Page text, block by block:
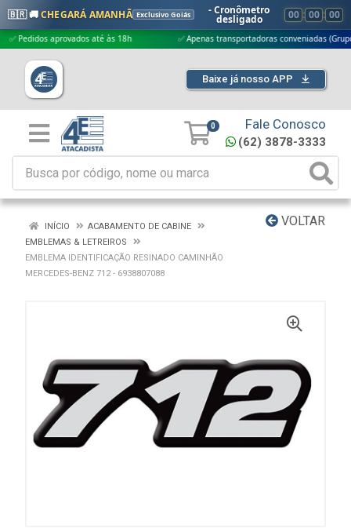
🇧🇷 🚚CHEGARÁ AMANHÃ Exclusivo Goiás - Cronômetro
desligado 00 : 00 : 00
aprovados até às 18h ✅ Apenas transportadoras conveniadas (Grupo G5)
Baixe já nosso APP
0 Fale Conosco
(62) 3878-3333
VOLTAR
INÍCIO
ACABAMENTO DE CABINE
EMBLEMAS & LETREIROS
EMBLEMA IDENTIFICAÇÃO RESINADO CAMINHÃO
MERCEDES-BENZ 712 - 6938807088